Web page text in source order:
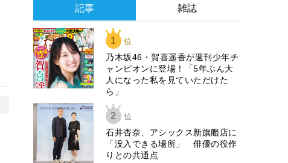
記事 雑誌
1 位
乃木坂46・賀喜遥香が週刊少年チ
ャンピオンに登場！「5年ぶん大
人になった私を見ていただけた
ら」
2 位
石井杏奈、アシックス新旗艦店に
「没入できる場所」 俳優の役作
りとの共通点